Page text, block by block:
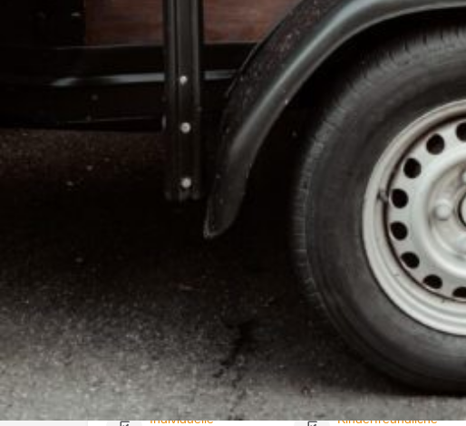
1. Hochzeiten: Perfekter Kaffeegenuss für eure Gäste.
2. Geburtstagsfeiern: Eine besondere Überraschung für die
3. Firmen-Events: Kaffee-Pausen, die den Arbeitsalltag
4. Märkte und Messen: Attraktiver Stand, der Besucher anzieht.
5. Festivals: Unvergessliche Kaffeeerlebnisse in festlicher
6. Gartenpartys: Gemütlicher Kaffeegenuss im Freien.
7. Taufen oder Kommunionen: Für besondere Feierlichkeiten
Getränkeservice
Weitere Tags
Allergikerfreundlich
inklusive
Individuelle
Kinderfreundliche